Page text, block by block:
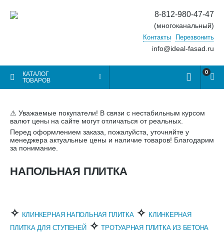
8-812-980-47-47
(многоканальный)
Контакты Перезвонить
info@ideal-fasad.ru
КАТАЛОГ
ТОВАРОВ
0
⚠ Уважаемые покупатели! В связи с нестабильным курсом
валют цены на сайте могут отличаться от реальных.
Перед оформлением заказа, пожалуйста, уточняйте у
менеджера актуальные цены и наличие товаров! Благодарим
за понимание.
НАПОЛЬНАЯ ПЛИТКА
✧ КЛИНКЕРНАЯ НАПОЛЬНАЯ ПЛИТКА✧ КЛИНКЕРНАЯ
ПЛИТКА ДЛЯ СТУПЕНЕЙ✧ТРОТУАРНАЯ ПЛИТКА ИЗ БЕТОНА